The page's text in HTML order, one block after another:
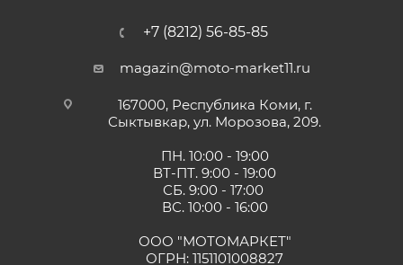
+7 (8212) 56-85-85
magazin@moto-market11.ru
167000, Республика Коми, г.
Сыктывкар, ул. Морозова, 209.
ПН. 10:00 - 19:00
ВТ-ПТ. 9:00 - 19:00
СБ. 9:00 - 17:00
ВС. 10:00 - 16:00
ООО "МОТОМАРКЕТ"
ОГРН: 1151101008827